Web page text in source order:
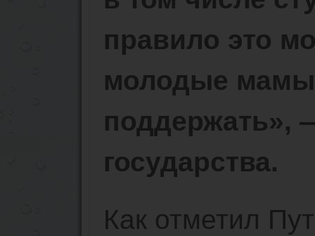
правило это
молодые
поддержать»,
государства.
Как отметил